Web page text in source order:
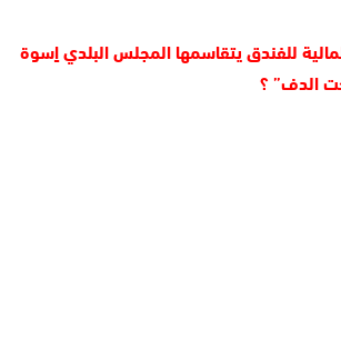
للفندق يتقاسمها المجلس البلدي اٍسوة
الدف” ؟